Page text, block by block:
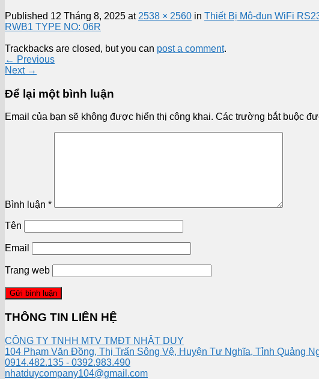
Published 12 Tháng 8, 2025 at 2538 × 2560 in Thiết Bị Mô-đun WiFi
RWB1 TYPE NO: 06R
Trackbacks are closed, but you can post a comment.
← Previous
Next →
Để lại một bình luận
Email của bạn sẽ không được hiển thị công khai. Các trường bắt buộc
Bình luận *
Tên
Email
Trang web
THÔNG TIN LIÊN HỆ
CÔNG TY TNHH MTV TMĐT NHẬT DUY
104 Phạm Văn Đồng, Thị Trấn Sông Vệ, Huyện Tư Nghĩa, Tỉnh Quảng
0914.482.135 - 0392.983.490
nhatduycompany104@gmail.com